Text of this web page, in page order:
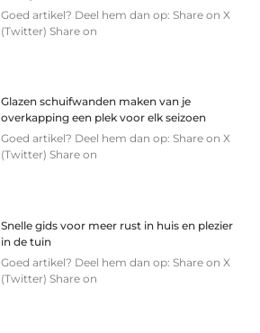
Goed artikel? Deel hem dan op: Share on X
(Twitter) Share on
Glazen schuifwanden maken van je
overkapping een plek voor elk seizoen
Goed artikel? Deel hem dan op: Share on X
(Twitter) Share on
Snelle gids voor meer rust in huis en plezier
in de tuin
Goed artikel? Deel hem dan op: Share on X
(Twitter) Share on